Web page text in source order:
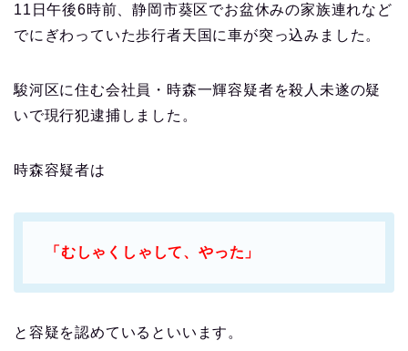
11日午後6時前、静岡市葵区でお盆休みの家族連れなど
でにぎわっていた歩行者天国に車が突っ込みました。
駿河区に住む会社員・時森一輝容疑者を殺人未遂の疑
いで現行犯逮捕しました。
時森容疑者は
「むしゃくしゃして、やった」
と容疑を認めているといいます。